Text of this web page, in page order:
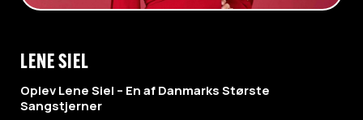
LENE SIEL
Oplev Lene Siel – En af Danmarks Største
Sangstjerner